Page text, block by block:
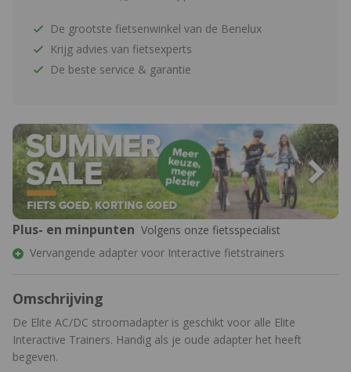
De grootste fietsenwinkel van de Benelux
Krijg advies van fietsexperts
De beste service & garantie
Plus- en minpunten Volgens onze fietsspecialist
Vervangende adapter voor Interactive fietstrainers
Omschrijving
De Elite AC/DC stroomadapter is geschikt voor alle Elite
Interactive Trainers. Handig als je oude adapter het heeft
begeven.